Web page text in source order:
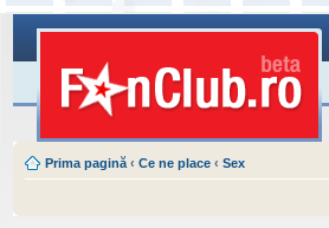
Prima pagină ‹ Ce ne place ‹ Sex